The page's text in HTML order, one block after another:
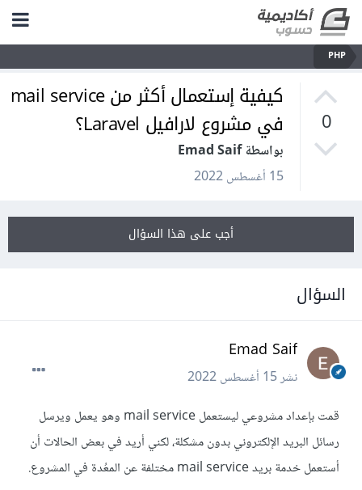
PHP
0
كيفية إستعمال أكثر من mail service
في مشروع لارافيل Laravel؟
بواسطة Emad Saif
15 أغسطس 2022
أجب على هذا السؤال
السؤال
Emad Saif
نشر15 أغسطس 2022
قمت بإعداد مشروعي ليستعمل mail service وهو يعمل ويرسل
رسائل البريد الإلكتروني بدون مشكلة، لكني أريد في بعض الحالات أن
أستعمل خدمة بريد mail service مختلفة عن المعُدة في المشروع.